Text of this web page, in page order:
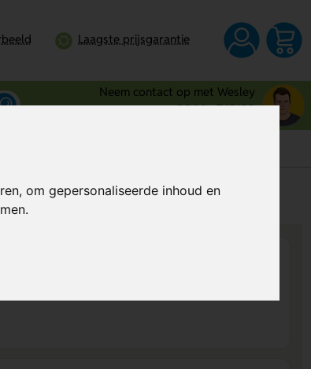
om gepersonaliseerde inhoud en
Laagste prijsgarantie
Neem contact op met Wesley
0344 - 745109
€ 1,67per stuk (excl. BTW)